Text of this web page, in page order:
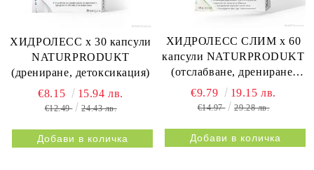
ХИДРОЛЕСС х 30 капсули
NATURPRODUKT
(дрениране, детоксикация)
€8.15 15.94 лв.
€12.49 24.43 лв.
ХИДРОЛЕСС СЛИМ х 60
капсули NATURPRODUKT
(отслабване, дрениране,
метаболизъм)
€9.79 19.15 лв.
€14.97 29.28 лв.